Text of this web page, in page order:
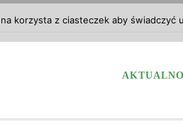
korzysta z ciasteczek aby świadczyć